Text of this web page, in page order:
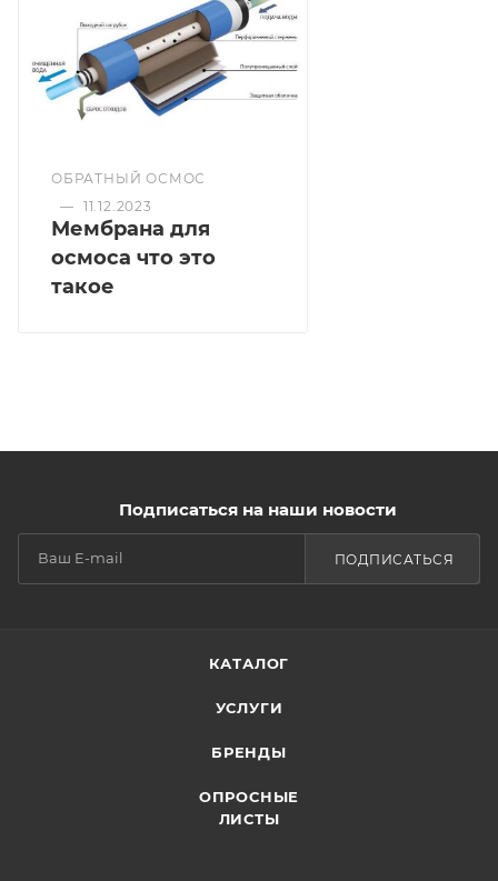
ОБРАТНЫЙ ОСМОС
— 11.12.2023
Мембрана для
осмоса что это
такое
Подписаться на наши новости
ПОДПИСАТЬСЯ
КАТАЛОГ
УСЛУГИ
БРЕНДЫ
ОПРОСНЫЕ
ЛИСТЫ